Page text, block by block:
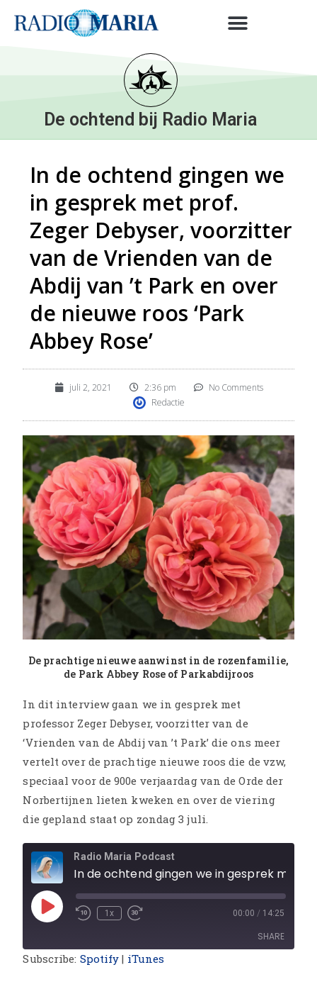
De ochtend bij Radio Maria
In de ochtend gingen we
in gesprek met prof.
Zeger Debyser, voorzitter
van de Vrienden van de
Abdij van ’t Park en over
de nieuwe roos ‘Park
Abbey Rose’
juli 2, 2021 2:36 pm
No Comments
Redactie
De prachtige nieuwe aanwinst in de rozenfamilie,
de Park Abbey Rose of Parkabdijroos
In dit interview gaan we in gesprek met
professor Zeger Debyser, voorzitter van de
‘Vrienden van de Abdij van ’t Park’ die ons meer
vertelt over de prachtige nieuwe roos die de vzw,
speciaal voor de 900e verjaardag van de Orde der
Norbertijnen lieten kweken en over de viering
die gepland staat op zondag 3 juli.
Radio Maria Podcast
1x 00:00 / 14:25
SHARE
Subscribe: Spotify | iTunes